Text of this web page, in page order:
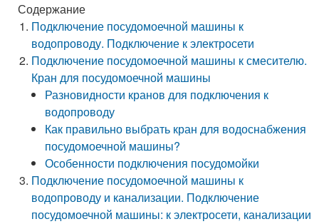
Содержание
Подключение посудомоечной машины к
водопроводу. Подключение к электросети
Подключение посудомоечной машины к смесителю.
Кран для посудомоечной машины
Разновидности кранов для подключения к
водопроводу
Как правильно выбрать кран для водоснабжения
посудомоечной машины?
Особенности подключения посудомойки
Подключение посудомоечной машины к
водопроводу и канализации. Подключение
посудомоечной машины: к электросети, канализации